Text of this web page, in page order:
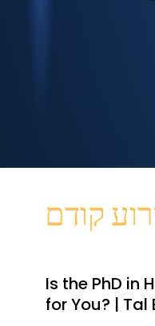
קודם
Is the PhD in
for You? |